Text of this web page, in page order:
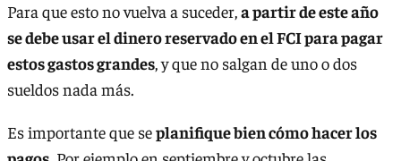
Para que esto no vuelva a suceder,a partir de este año
se debe usar el dinero reservado en el FCI para pagar
estos gastos grandes, y que no salgan de uno o dos
sueldos nada más.
Es importante que seplanifique bien cómo hacer los